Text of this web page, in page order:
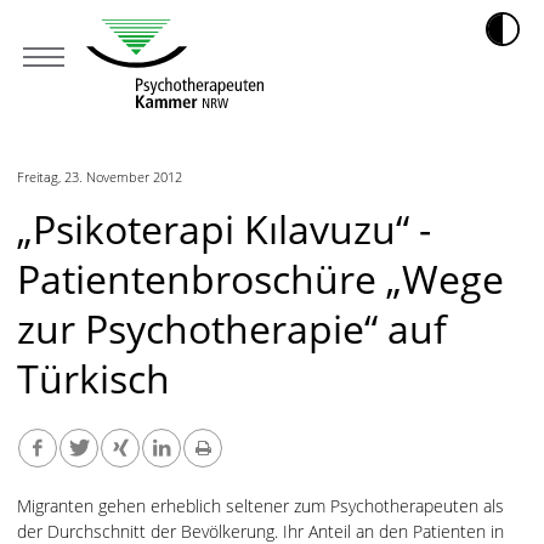
Freitag, 23. November 2012
„Psikoterapi Kılavuzu“ -
Patientenbroschüre „Wege
zur Psychotherapie“ auf
Türkisch
Migranten gehen erheblich seltener zum Psychotherapeuten als
der Durchschnitt der Bevölkerung. Ihr Anteil an den Patienten in